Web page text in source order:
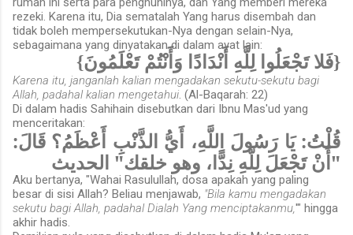
rezeki. Karena itu, Dia sematalah Yang harus disembah dan
tidak boleh mempersekutukan-Nya dengan selain-Nya,
sebagaimana yang dinyatakan di dalam ayat lain:
{فَلا تَجْعَلُوا لِلَّهِ أَنْدَادًا وَأَنْتُمْ تَعْلَمُونَ}
Karena itu, janganlah kalian mengadakan sekutu-sekutu bagi
Allah, padahal kalian mengetahui . (Al-Baqarah: 22)
Di dalam hadis Sahihain disebutkan dari Ibnu Mas'ud yang
menceritakan:
قُلْتُ: يَا رَسُولَ اللَّهِ، أَيُّ الذَّنْبِ أَعْظَمُ؟ قَالَ:
"أَنْ تَجْعَلَ لِلَّهِ نِدًّا، وهو خلقك" الحديث
Aku bertanya, "Wahai Rasulullah, dosa apakah yang paling
besar di sisi Allah? Beliau menjawab, "Bila kamu mengadakan
sekutu bagi Allah, padahal Dialah Yang menciptakanmu,'" hingga
akhir hadis.